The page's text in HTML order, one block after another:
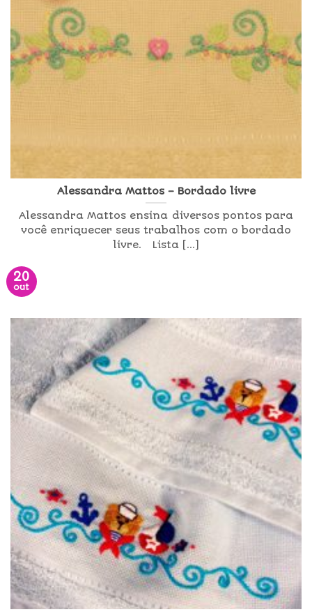
Alessandra Mattos – Bordado livre
Alessandra Mattos ensina diversos pontos para
você enriquecer seus trabalhos com o bordado
livre. Lista [...]
20
out